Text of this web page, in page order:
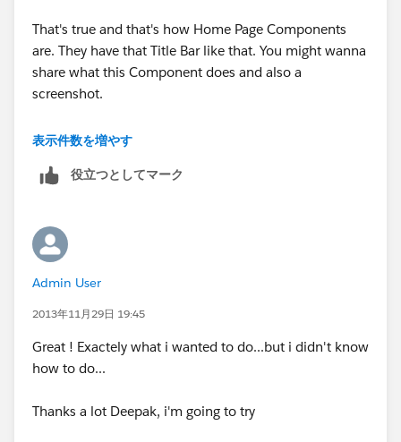
That's true and that's how Home Page Components
are. They have that Title Bar like that. You might wanna
share what this Component does and also a
screenshot.
Best,
Deepak
表示件数を増やす
役立つとしてマーク
Admin User
2013年11月29日 19:45
Great ! Exactely what i wanted to do...but i didn't know
how to do...
Thanks a lot Deepak, i'm going to try